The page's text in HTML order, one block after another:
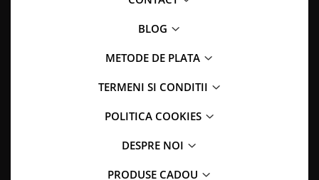
BLOG
METODE DE PLATA
TERMENI SI CONDITII
POLITICA COOKIES
DESPRE NOI
PRODUSE CADOU